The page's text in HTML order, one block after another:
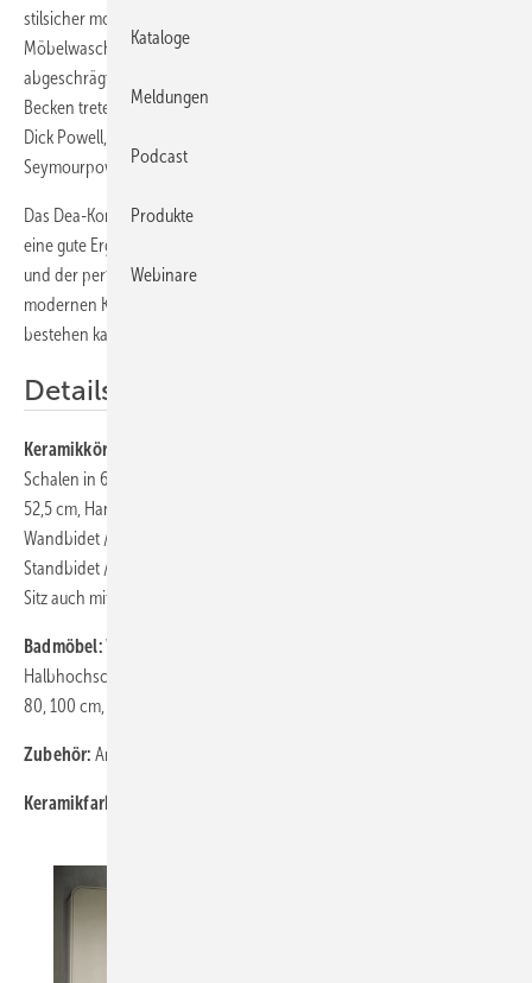
stilsicher moderne Akzente. Alle Schränke sowie der
Möbelwaschtisch-Unterschrank bieten viel Stauraum. Dieser wurde
abgeschrägt gestaltet, damit man ganz nah und ungehindert an das
Becken treten kann. Gestaltet wurde die Kollektion von dem Briten
Dick Powell, Mitbegründer der bekannten Designagentur
Seymourpowell aus London.
Das Dea-Konzept bietet körperfreundliche, abgerundete Kanten und
eine gute Ergonomie. Mit seiner zeitlosen, ästhetischen Formgebung
und der perfekten Funktionalität hat die Serie das Zeug zu einem
modernen Klassiker, der auch nach Jahren gegen kurzlebige Trends
bestehen kann.
Details
Keramikkörper:
Schalen in 62,5 und 52 cm, Säulenwaschtisch mit/ohne Hahnloch in
52,5 cm, Handwaschbecken 50 cm (alle mit verdecktem Überlauf),
Wandbidet / -Tiefspülklosett mit unsichtbarer Befestigung,
Standbidet / -Tiefspülklosett, Standtiefspülklosett-Kombination, WC-
Sitz auch mit Soft-Closing
Badmöbel:WT-Unterschrank 50, 60, 80, 100 cm, Hochschrank,
Halbhochschrank, Seitenschrank, Glaskonsolen, Spiegelschrank 60,
80, 100 cm, Spiegelregal 60, 80, 100 cm
Zubehör: Armaturenserie Melange, Accessoire-Serie SoftMood
Keramikfarbe:
Kataloge
Meldungen
Podcast
Produkte
Webinare